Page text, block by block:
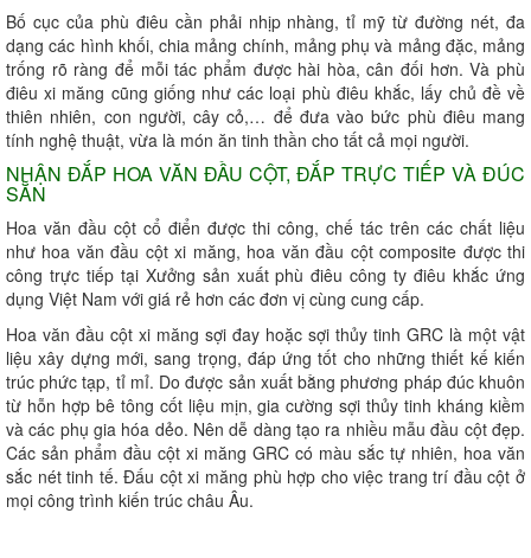
Bố cục của phù điêu cần phải nhịp nhàng, tỉ mỹ từ đường nét, đa
dạng các hình khối, chia mảng chính, mảng phụ và mảng đặc, mảng
trống rõ ràng để mỗi tác phẩm được hài hòa, cân đối hơn. Và phù
điêu xi măng cũng giống như các loại phù điêu khắc, lấy chủ đề về
thiên nhiên, con người, cây cỏ,… để đưa vào bức phù điêu mang
tính nghệ thuật, vừa là món ăn tinh thần cho tất cả mọi người.
NHẬN ĐẮP HOA VĂN ĐẦU CỘT, ĐẮP TRỰC TIẾP VÀ ĐÚC
SẴN
Hoa văn đầu cột cổ điển được thi công, chế tác trên các chất liệu
như hoa văn đầu cột xi măng, hoa văn đầu cột composite được thi
công trực tiếp tại Xưởng sản xuất phù điêu công ty điêu khắc ứng
dụng Việt Nam với giá rẻ hơn các đơn vị cùng cung cấp.
Hoa văn đầu cột xi măng sợi đay hoặc sợi thủy tinh GRC là một vật
liệu xây dựng mới, sang trọng, đáp ứng tốt cho những thiết kế kiến
trúc phức tạp, tỉ mỉ. Do được sản xuất bằng phương pháp đúc khuôn
từ hỗn hợp bê tông cốt liệu mịn, gia cường sợi thủy tinh kháng kiềm
và các phụ gia hóa dẻo. Nên dễ dàng tạo ra nhiều mẫu đầu cột đẹp.
Các sản phẩm đầu cột xi măng GRC có màu sắc tự nhiên, hoa văn
sắc nét tinh tế. Đấu cột xi măng phù hợp cho việc trang trí đầu cột ở
mọi công trình kiến trúc châu Âu.